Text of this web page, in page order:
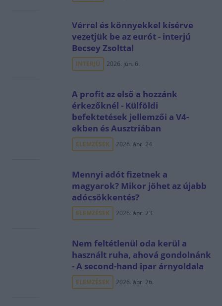
Vérrel és könnyekkel kísérve
vezetjük be az eurót - interjú
Becsey Zsolttal
INTERJÚ 2026. jún. 6.
A profit az első a hozzánk
érkezőknél - Külföldi
befektetések jellemzői a V4-
ekben és Ausztriában
ELEMZÉSEK 2026. ápr. 24.
Mennyi adót fizetnek a
magyarok? Mikor jöhet az újabb
adócsökkentés?
ELEMZÉSEK 2026. ápr. 23.
Nem feltétlenül oda kerül a
használt ruha, ahová gondolnánk
- A second-hand ipar árnyoldala
ELEMZÉSEK 2026. ápr. 26.